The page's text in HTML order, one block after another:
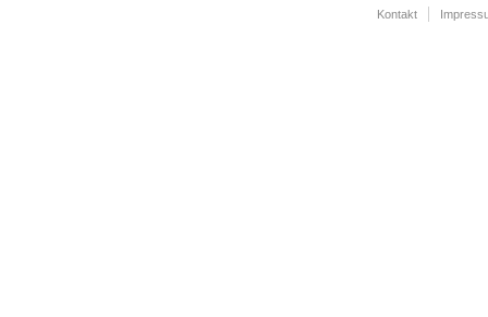
Kontakt